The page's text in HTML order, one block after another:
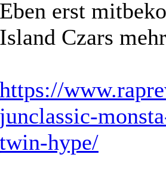
Eben erst
Island Czars
https://
junclassic-
twin-hype/